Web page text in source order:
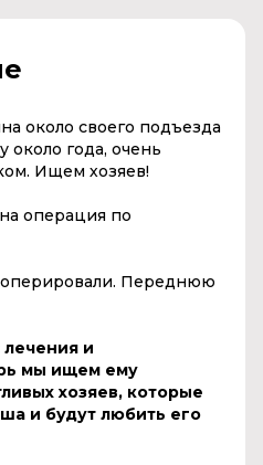
около своего подъезда
около года, очень
Ищем хозяев!
операция по
Переднюю
и
мы ищем ему
хозяев, которые
и будут любить его